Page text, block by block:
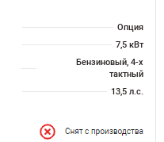
Опция
7,5 кВт
Бензиновый, 4-х
тактный
13,5 л.с.